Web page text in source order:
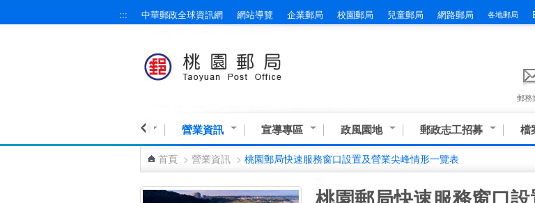
::: 中華郵政全球資訊網 網站導覽 企業郵局 校園郵局 兒童郵局 網路郵局 各地郵局
郵務
業務與服務 營業資訊 宣導專區 政風園地 郵政志工招募 檔
首頁 > 營業資訊 > 桃園郵局快速服務窗口設置及營業尖峰情形一覽表